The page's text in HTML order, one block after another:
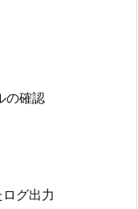
の確認
グ出力